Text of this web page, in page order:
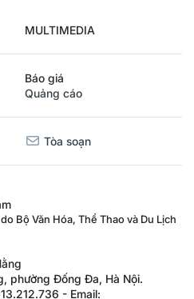
MULTIMEDIA
Báo giá
Quảng cáo
Tòa soạn
Bộ Văn Hóa, Thể Thao và Du Lịch
phường Đống Đa, Hà Nội.